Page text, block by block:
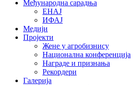
Међународна сарадња
ЕНАЈ
ИФАЈ
Медији
Пројекти
Жене у агробизнису
Национална конференција
Награде и признања
Рекордери
Галерија